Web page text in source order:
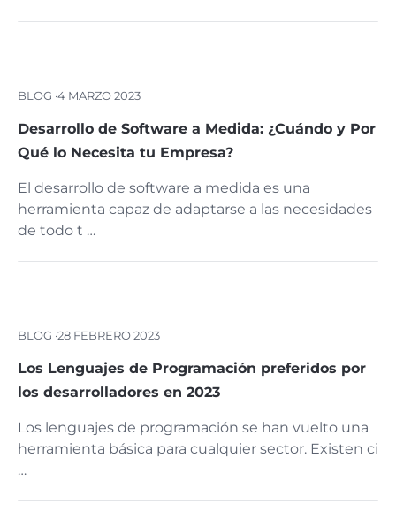
BLOG ·4 MARZO 2023
Desarrollo de Software a Medida: ¿Cuándo y Por
Qué lo Necesita tu Empresa?
El desarrollo de software a medida es una
herramienta capaz de adaptarse a las necesidades
de todo t …
BLOG ·28 FEBRERO 2023
Los Lenguajes de Programación preferidos por
los desarrolladores en 2023
Los lenguajes de programación se han vuelto una
herramienta básica para cualquier sector. Existen ci
…